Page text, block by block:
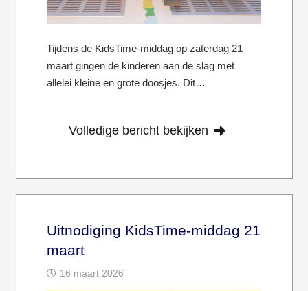
Tijdens de KidsTime-middag op zaterdag 21
maart gingen de kinderen aan de slag met
allelei kleine en grote doosjes. Dit…
Volledige bericht bekijken
Uitnodiging KidsTime-middag 21
maart
16 maart 2026